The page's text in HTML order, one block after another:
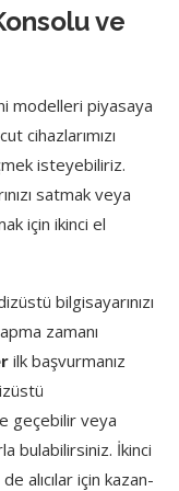
ve
modelleri piyasaya
cihazlarımızı
isteyebiliriz.
satmak veya
için ikinci el
bilgisayarınızı
zamanı
ilk başvurmanız
geçebilir veya
bulabilirsiniz. İkinci
alıcılar için kazan-